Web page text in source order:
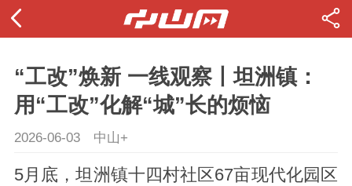
“工改”焕新 一线观察丨坦洲镇：
用“工改”化解“城”长的烦恼
2026-06-03 中山+
5月底，坦洲镇十四村社区67亩现代化园区